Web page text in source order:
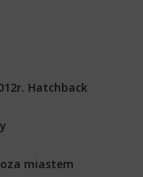
Hatchback
miastem